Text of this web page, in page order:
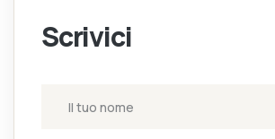
Scrivici